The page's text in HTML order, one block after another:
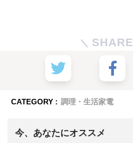
SHARE
CATEGORY : 調理・生活家電
今、あなたにオススメ